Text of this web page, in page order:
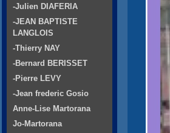
-Julien DIAFERIA
-JEAN BAPTISTE
LANGLOIS
-Thierry NAY
-Bernard BERISSET
-Pierre LEVY
-Jean frederic Gosio
Anne-Lise Martorana
Jo-Martorana